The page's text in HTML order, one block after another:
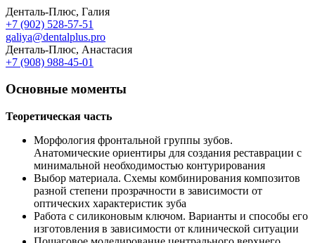
Денталь-Плюс, Галия
+7 (902) 528-57-51
galiya@dentalplus.pro
Денталь-Плюс, Анастасия
+7 (908) 988-45-01
Основные моменты
Теоретическая часть
Морфология фронтальной группы зубов.
Анатомические ориентиры для создания реставрации с
минимальной необходимостью контурирования
Выбор материала. Схемы комбинирования композитов
разной степени прозрачности в зависимости от
оптических характеристик зуба
Работа с силиконовым ключом. Варианты и способы его
изготовления в зависимости от клинической ситуации